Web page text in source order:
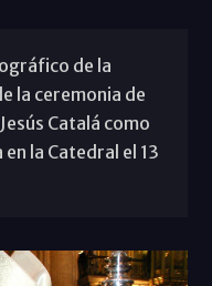
de la
la ceremonia de
Catalá como
la Catedral el 13